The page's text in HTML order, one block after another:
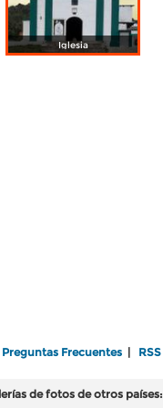
Iglesia
Preguntas Frecuentes RSS
de fotos de otros países: